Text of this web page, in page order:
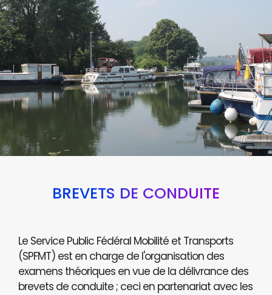
BREVETS DE CONDUITE
Le Service Public Fédéral Mobilité et Transports
(SPFMT) est en charge de l'organisation des
examens théoriques en vue de la délivrance des
brevets de conduite ; ceci en partenariat avec les